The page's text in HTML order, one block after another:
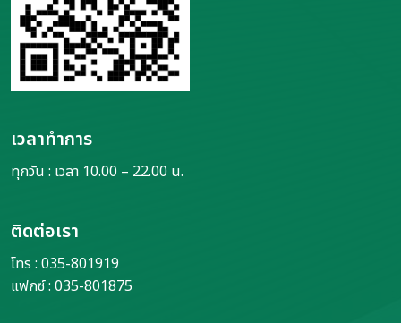
เวลาทำการ
ทุกวัน : เวลา 10.00 – 22.00 น.
ติดต่อเรา
โทร : 035-801919
แฟกซ์ : 035-801875